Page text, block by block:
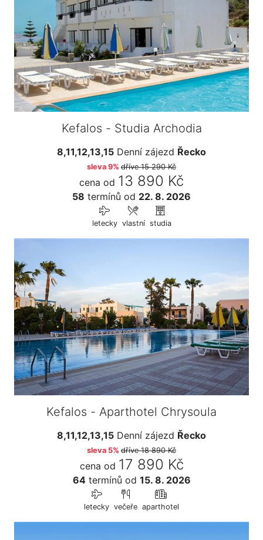
Kefalos - Studia Archodia
8,11,12,13,15 Denní zájezd Řecko
sleva 9% dříve15 290 Kč
cena od 13 890 Kč
58 termínů od 22. 8. 2026
letecky vlastní studia
Kefalos - Aparthotel Chrysoula
8,11,12,13,15 Denní zájezd Řecko
sleva 5% dříve18 890 Kč
cena od 17 890 Kč
64termínů od 15. 8. 2026
letecky večeře aparthotel